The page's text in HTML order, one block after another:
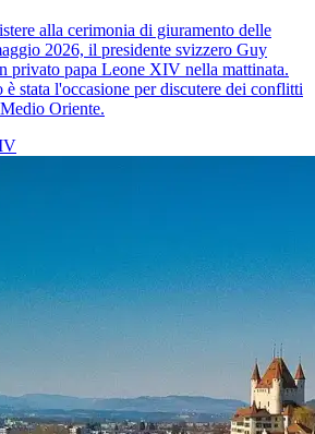
alla cerimonia di giuramento delle
2026, il presidente svizzero Guy
privato papa Leone XIV nella mattinata.
stata l'occasione per discutere dei conflitti
Oriente.